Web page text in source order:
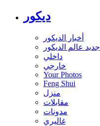
ديكور
أخبار الديكور
جديد عالم الديكور
داخلي
خارجي
Your Photos
Feng Shui
منزل
مقابلات
مدونات
غاليري